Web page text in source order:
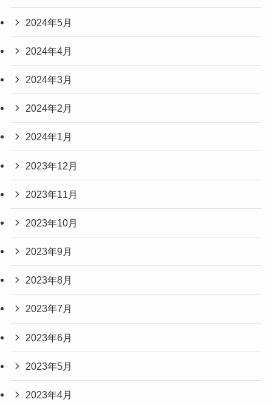
2024年5月
2024年4月
2024年3月
2024年2月
2024年1月
2023年12月
2023年11月
2023年10月
2023年9月
2023年8月
2023年7月
2023年6月
2023年5月
2023年4月